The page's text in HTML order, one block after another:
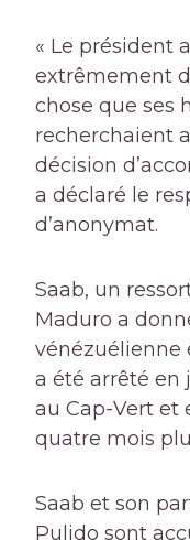
« Le président
extrêmement
chose que ses
recherchaient
décision
a déclaré le
d’anonymat.
Saab, un
Maduro a
vénézuélienne
a été arrêté en
au Cap-Vert et
quatre mois
Saab et son
Pulido sont